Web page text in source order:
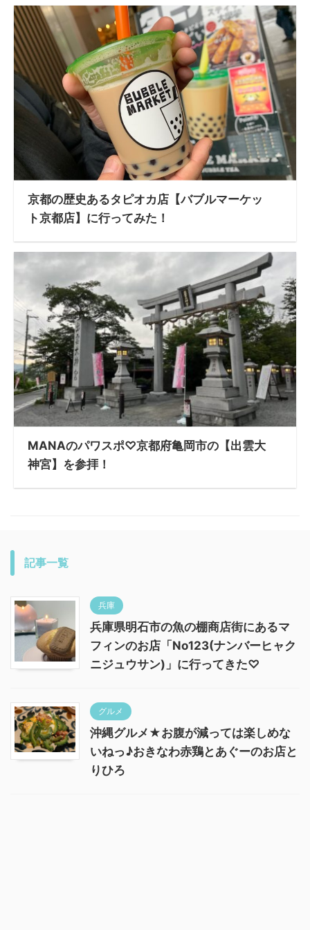
京都の歴史あるタピオカ店【バブルマーケッ
ト京都店】に行ってみた！
MANAのパワスポ♡京都府亀岡市の【出雲大
神宮】を参拝！
記事一覧
兵庫
兵庫県明石市の魚の棚商店街にあるマ
フィンのお店「No123(ナンバーヒャク
ニジュウサン)」に行ってきた♡
グルメ
沖縄グルメ★お腹が減っては楽しめな
いねっ♪おきなわ赤鶏とあぐーのお店と
りひろ